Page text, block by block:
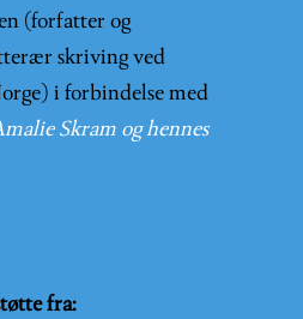
(forfatter og
skriving ved
i forbindelse med
Skram og hennes
fra: